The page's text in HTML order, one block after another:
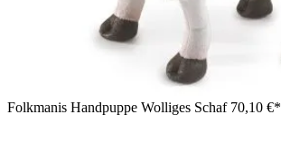
Folkmanis Handpuppe Wolliges Schaf 70,10 €*